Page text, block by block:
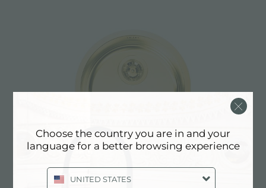
Fregadero Circolari Gold
Choose the country you are in and your
language for a better browsing experience
UNITED STATES